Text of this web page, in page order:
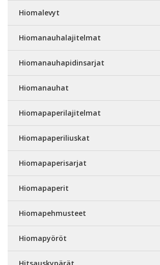
Hiomalevyt
Hiomanauhalajitelmat
Hiomanauhapidinsarjat
Hiomanauhat
Hiomapaperilajitelmat
Hiomapaperiliuskat
Hiomapaperisarjat
Hiomapaperit
Hiomapehmusteet
Hiomapyöröt